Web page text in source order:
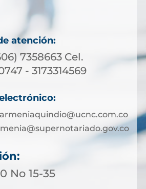
atención:
7358663 Cel.
- 3173314569
No 15-35